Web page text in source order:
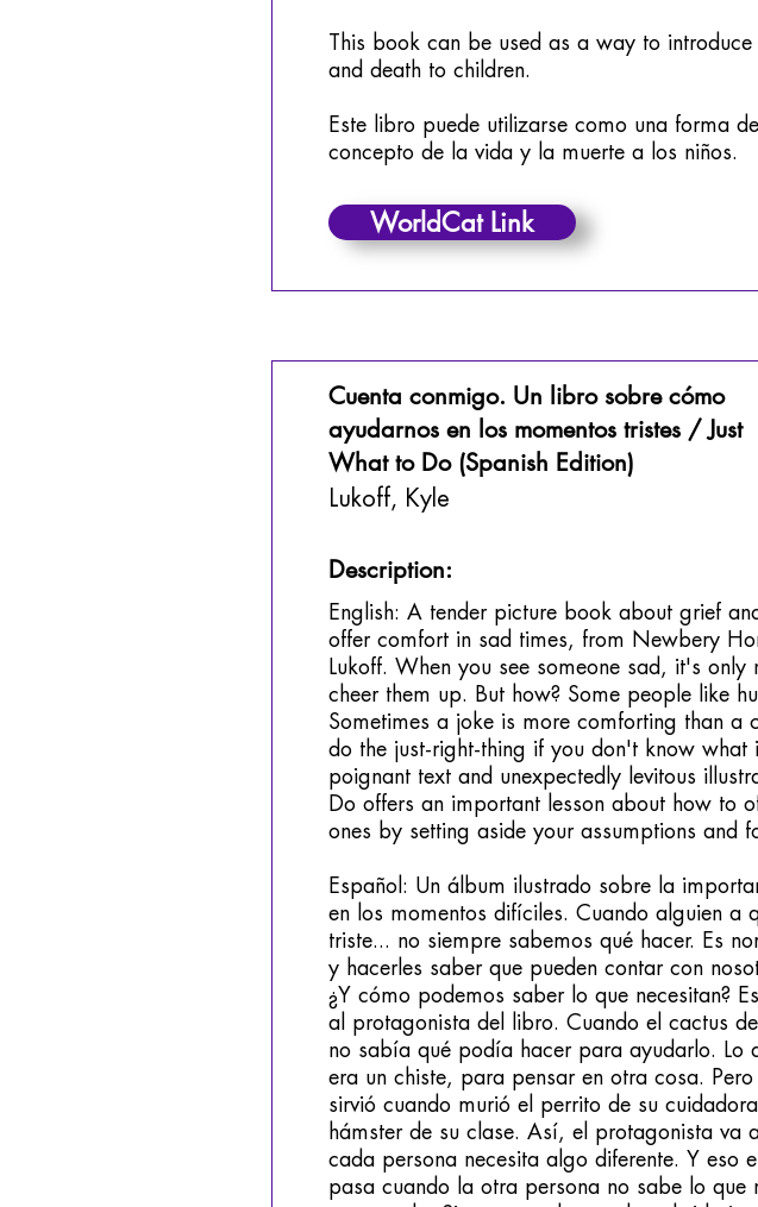
This book can be used as a way to
and death to children.
Este libro puede utilizarse como una forma
concepto de la vida y la muerte a los niños.
WorldCat Link
Cuenta conmigo. Un libro sobre cómo
ayudarnos en los momentos tristes / Just
What to Do (Spanish Edition)
Lukoff, Kyle
Description:
English: A tender picture book about grief
offer comfort in sad times, from Newbery
Lukoff. When you see someone sad, it's
cheer them up. But how? Some people like
Sometimes a joke is more comforting than a
do the just-right-thing if you don't know what
poignant text and unexpectedly levitous
Do offers an important lesson about how to
ones by setting aside your assumptions and
Español: Un álbum ilustrado sobre la
en los momentos difíciles. Cuando alguien a
triste... no siempre sabemos qué hacer. Es
y hacerles saber que pueden contar con
¿Y cómo podemos saber lo que necesitan?
al protagonista del libro. Cuando el cactus
no sabía qué podía hacer para ayudarlo. Lo
era un chiste, para pensar en otra cosa.
sirvió cuando murió el perrito de su
hámster de su clase. Así, el protagonista va
cada persona necesita algo diferente. Y eso
pasa cuando la otra persona no sabe lo que